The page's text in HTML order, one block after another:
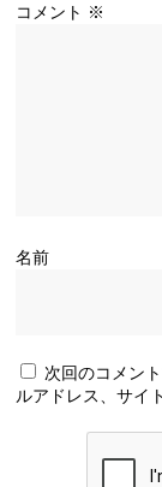
コメント ※
名前
次回のコメン
ルアドレス、サイ